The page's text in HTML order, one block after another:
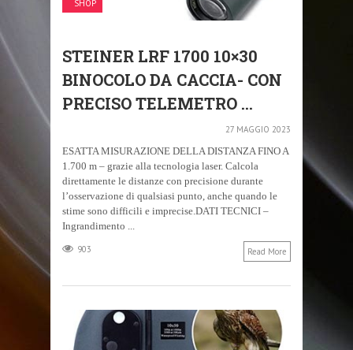
SHOP
STEINER LRF 1700 10×30
BINOCOLO DA CACCIA- CON
PRECISO TELEMETRO ...
27 MAGGIO 2023
ESATTA MISURAZIONE DELLA DISTANZA FINO A
1.700 m – grazie alla tecnologia laser. Calcola
direttamente le distanze con precisione durante
l’osservazione di qualsiasi punto, anche quando le
stime sono difficili e imprecise.DATI TECNICI –
Ingrandimento ...
903 Read More